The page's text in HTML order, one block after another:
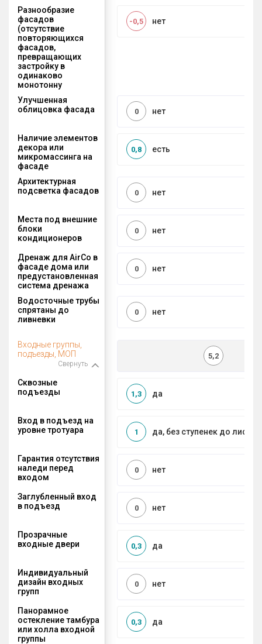
Разнообразие
фасадов
(отсутствие
повторяющихся
фасадов,
превращающих
застройку в
одинаково
монотонну
нет
-0,5
Улучшенная
облицовка фасада
нет
0
Наличие элементов
декора или
микромассинга на
фасаде
есть
0,8
Архитектурная
подсветка фасадов
нет
0
Места под внешние
блоки
кондиционеров
нет
0
Дренаж для AirCo в
фасаде дома или
предустановленная
система дренажа
нет
0
Водосточные трубы
спрятаны до
ливневки
нет
0
Входные группы,
подъезды, МОП
Свернуть
5,2
Сквозные
подъезды
да
1,3
Вход в подъезд на
уровне тротуара
да, без ступенек до лифта
1
Гарантия отсутствия
наледи перед
входом
нет
0
Заглубленный вход
в подъезд
нет
0
Прозрачные
входные двери
да
0,3
Индивидуальный
дизайн входных
групп
нет
0
Панорамное
остекление тамбура
или холла входной
группы
да
0,3